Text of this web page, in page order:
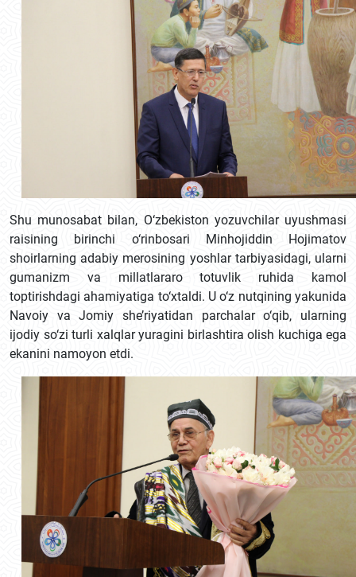
Shu munosabat bilan, O‘zbekiston yozuvchilar uyushmasi
raisining birinchi o‘rinbosari Minhojiddin Hojimatov
shoirlarning adabiy merosining yoshlar tarbiyasidagi, ularni
gumanizm va millatlararo totuvlik ruhida kamol
toptirishdagi ahamiyatiga to‘xtaldi. U o‘z nutqining yakunida
Navoiy va Jomiy she’riyatidan parchalar o‘qib, ularning
ijodiy so‘zi turli xalqlar yuragini birlashtira olish kuchiga ega
ekanini namoyon etdi.